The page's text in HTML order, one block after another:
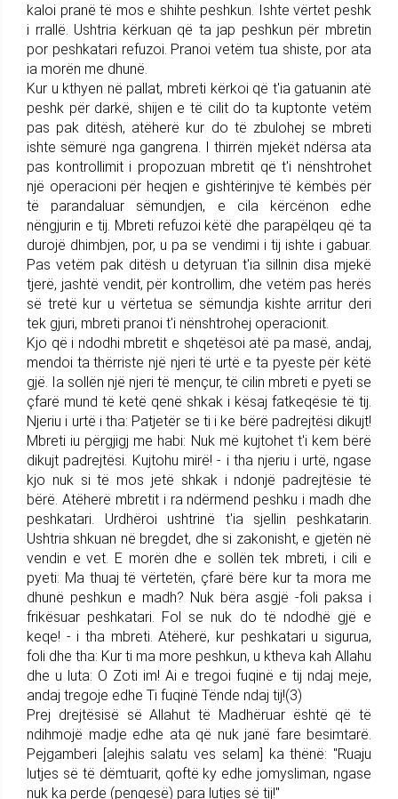
kaloi pranë të mos e shihte peshkun. Ishte vërtet peshk
i rrallë. Ushtria kërkuan që ta jap peshkun për mbretin
por peshkatari refuzoi. Pranoi vetëm tua shiste, por ata
ia morën me dhunë.
Kur u kthyen në pallat, mbreti kërkoi që t'ia gatuanin atë
peshk për darkë, shijen e të cilit do ta kuptonte vetëm
pas pak ditësh, atëherë kur do të zbulohej se mbreti
ishte sëmurë nga gangrena. I thirrën mjekët ndërsa ata
pas kontrollimit i propozuan mbretit që t'i nënshtrohet
një operacioni për heqjen e gishtërinjve të këmbës për
të parandaluar sëmundjen, e cila kërcënon edhe
nëngjurin e tij. Mbreti refuzoi këtë dhe parapëlqeu që ta
durojë dhimbjen, por, u pa se vendimi i tij ishte i gabuar.
Pas vetëm pak ditësh u detyruan t'ia sillnin disa mjekë
tjerë, jashtë vendit, për kontrollim, dhe vetëm pas herës
së tretë kur u vërtetua se sëmundja kishte arritur deri
tek gjuri, mbreti pranoi t'i nënshtrohej operacionit.
Kjo që i ndodhi mbretit e shqetësoi atë pa masë, andaj,
mendoi ta thërriste një njeri të urtë e ta pyeste për këtë
gjë. Ia sollën një njeri të mençur, të cilin mbreti e pyeti se
çfarë mund të ketë qenë shkak i kësaj fatkeqësie të tij.
Njeriu i urtë i tha: Patjetër se ti i ke bërë padrejtësi dikujt!
Mbreti iu përgjigj me habi: Nuk më kujtohet t'i kem bërë
dikujt padrejtësi. Kujtohu mirë! - i tha njeriu i urtë, ngase
kjo nuk si të mos jetë shkak i ndonjë padrejtësie të
bërë. Atëherë mbretit i ra ndërmend peshku i madh dhe
peshkatari. Urdhëroi ushtrinë t'ia sjellin peshkatarin.
Ushtria shkuan në bregdet, dhe si zakonisht, e gjetën në
vendin e vet. E morën dhe e sollën tek mbreti, i cili e
pyeti: Ma thuaj të vërtetën, çfarë bëre kur ta mora me
dhunë peshkun e madh? Nuk bëra asgjë -foli paksa i
frikësuar peshkatari. Fol se nuk do të ndodhë gjë e
keqe! - i tha mbreti. Atëherë, kur peshkatari u sigurua,
foli dhe tha: Kur ti ma more peshkun, u ktheva kah Allahu
dhe u luta: O Zoti im! Ai e tregoi fuqinë e tij ndaj meje,
andaj tregoje edhe Ti fuqinë Tënde ndaj tij!(3)
Prej drejtësisë së Allahut të Madhëruar është që të
ndihmojë madje edhe ata që nuk janë fare besimtarë.
Pejgamberi [alejhis salatu ves selam] ka thënë: "Ruaju
lutjes së të dëmtuarit, qoftë ky edhe jomysliman, ngase
nuk ka perde (pengesë) para lutjes së tij!"